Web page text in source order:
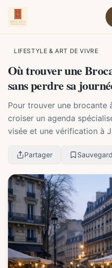
LIFESTYLE & ART DE VIVRE
Où trouver une
sans perdre sa
Pour trouver une brocante
croiser un agenda
visée et une vérification à
varie selon le mois,
Partager